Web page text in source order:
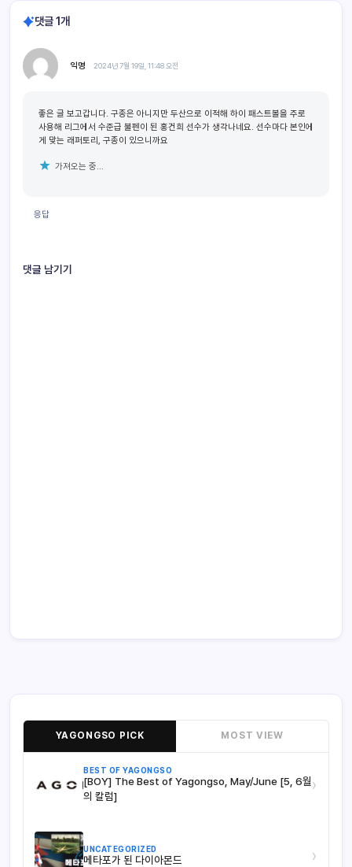
댓글 1개
익명 2024년 7월 19일, 11:48 오전
좋은 글 보고갑니다. 구종은 아니지만 두산으로 이적해 하이 패스트볼을 주로
사용해 리그에서 수준급 불펜이 된 홍건희 선수가 생각나네요. 선수마다 본인에
게 맞는 래퍼토리, 구종이 있으니까요
가져오는 중...
응답
댓글 남기기
YAGONGSO PICK MOST VIEW
BEST OF YAGONGSO
[BOY] The Best of Yagongso, May/June [5, 6월
의 칼럼]
›
UNCATEGORIZED
메타포가 된 다이아몬드 ›